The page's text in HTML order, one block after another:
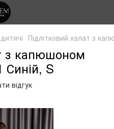
Підлітковий халат з
з капюшоном
Синій, S
відгук